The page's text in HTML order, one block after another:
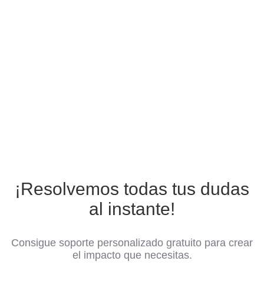
¡Resolvemos todas tus dudas
al instante!
Consigue soporte personalizado gratuito para crear
el impacto que necesitas.